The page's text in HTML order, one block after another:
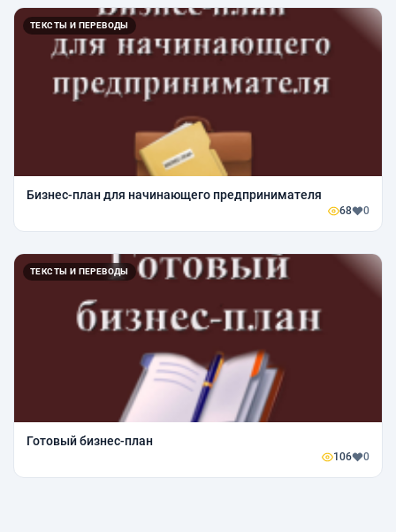
ТЕКСТЫ И ПЕРЕВОДЫ
Бизнес-план для начинающего предпринимателя
68 0
ТЕКСТЫ И ПЕРЕВОДЫ
Готовый бизнес-план
106 0